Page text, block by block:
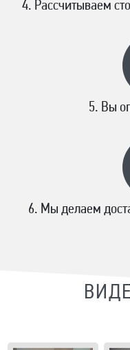
Рассчитываем
Вы
Мы делаем